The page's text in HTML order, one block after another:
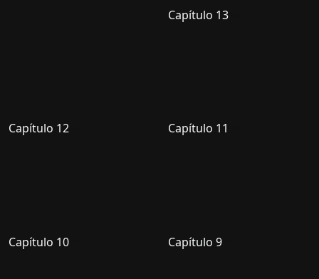
Capítulo 13
Capítulo 12 Capítulo 11
Capítulo 10 Capítulo 9